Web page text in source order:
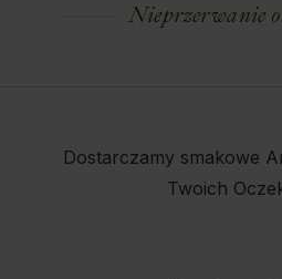
Nieprzerwanie
Dostarczamy smakowe
Twoich